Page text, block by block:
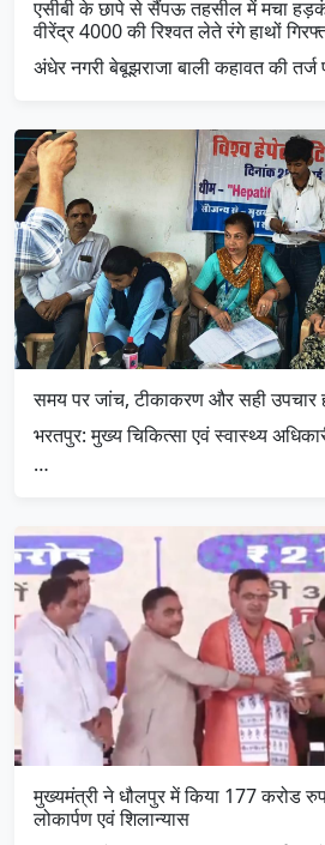
एसीबी के छापे से सैंपऊ तहसील में मचा
वीरेंद्र 4000 की रिश्वत लेते रंगे हाथों
अंधेर नगरी बेबूझराजा बाली कहावत की
समय पर जांच, टीकाकरण और सही उपचार
भरतपुर: मुख्य चिकित्सा एवं स्वास्थ्य
…
मुख्यमंत्री ने धौलपुर में किया 177 करोड
लोकार्पण एवं शिलान्यास